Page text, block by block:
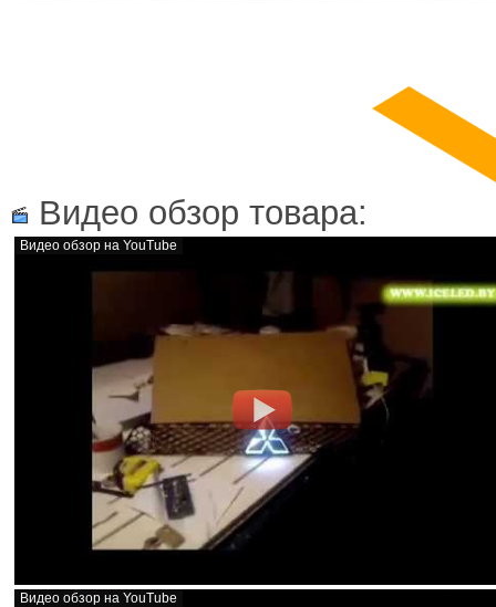
Видео обзор товара:
Видео обзор на YouTube
Видео обзор на YouTube